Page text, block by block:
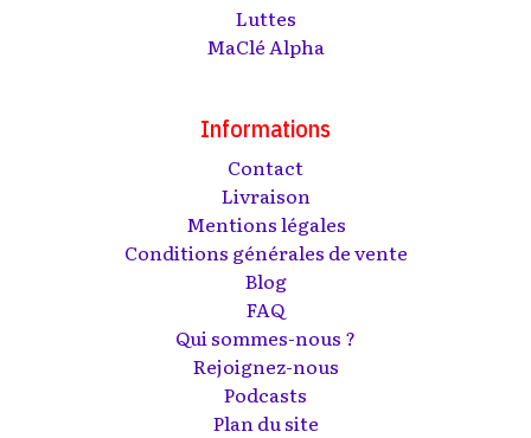
Luttes
MaClé Alpha
Informations
Contact
Livraison
Mentions légales
Conditions générales de vente
Blog
FAQ
Qui sommes-nous ?
Rejoignez-nous
Podcasts
Plan du site